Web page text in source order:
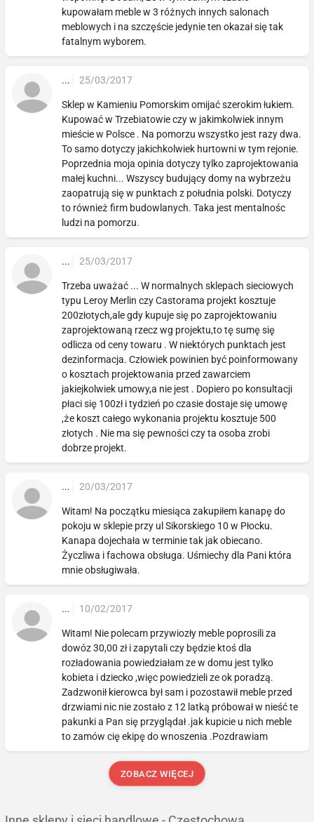
kupowałam meble w 3 różnych innych salonach
meblowych i na szczęście jedynie ten okazał się tak
fatalnym wyborem.
... 25/03/2017
Sklep w Kamieniu Pomorskim omijać szerokim łukiem.
Kupować w Trzebiatowie czy w jakimkolwiek innym
mieście w Polsce . Na pomorzu wszystko jest razy dwa.
To samo dotyczy jakichkolwiek hurtowni w tym rejonie.
Poprzednia moja opinia dotyczy tylko zaprojektowania
małej kuchni... Wszyscy budujący domy na wybrzeżu
zaopatrują się w punktach z południa polski. Dotyczy
to również firm budowlanych. Taka jest mentalnośc
ludzi na pomorzu.
... 25/03/2017
Trzeba uważać ... W normalnych sklepach sieciowych
typu Leroy Merlin czy Castorama projekt kosztuje
200złotych,ale gdy kupuje się po zaprojektowaniu
zaprojektowaną rzecz wg projektu,to tę sumę się
odlicza od ceny towaru . W niektórych punktach jest
dezinformacja. Człowiek powinien być poinformowany
o kosztach projektowania przed zawarciem
jakiejkolwiek umowy,a nie jest . Dopiero po konsultacji
płaci się 100zł i tydzień po czasie dostaje się umowę
,że koszt całego wykonania projektu kosztuje 500
złotych . Nie ma się pewności czy ta osoba zrobi
dobrze projekt.
... 20/03/2017
Witam! Na początku miesiąca zakupiłem kanapę do
pokoju w sklepie przy ul Sikorskiego 10 w Płocku.
Kanapa dojechała w terminie tak jak obiecano.
Życzliwa i fachowa obsługa. Uśmiechy dla Pani która
mnie obsługiwała.
... 10/02/2017
Witam! Nie polecam przywiozły meble poprosili za
dowóz 30,00 zł i zapytali czy będzie ktoś dla
rozładowania powiedziałam ze w domu jest tylko
kobieta i dziecko ,więc powiedzieli ze ok poradzą.
Zadzwonił kierowca był sam i pozostawił meble przed
drzwiami nic nie zostało z 12 latką próbował w nieść te
pakunki a Pan się przyglądał .jak kupicie u nich meble
to zamów cię ekipę do wnoszenia .Pozdrawiam
ZOBACZ WIĘCEJ